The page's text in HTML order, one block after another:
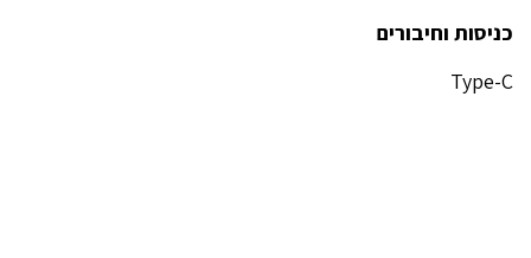
כניסות וחיבורים
Type-C